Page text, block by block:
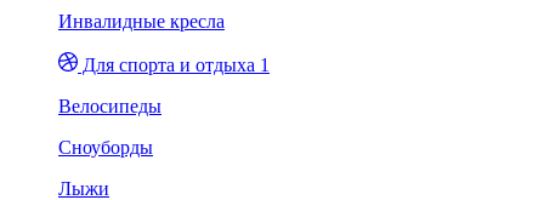
Инвалидные кресла
Для спорта и отдыха 1
Велосипеды
Сноуборды
Лыжи